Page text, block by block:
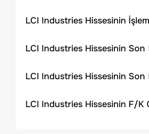
LCI Industries Hissesinin
LCI Industries Hissesinin Son
LCI Industries Hissesinin Son
LCI Industries Hissesinin F/K